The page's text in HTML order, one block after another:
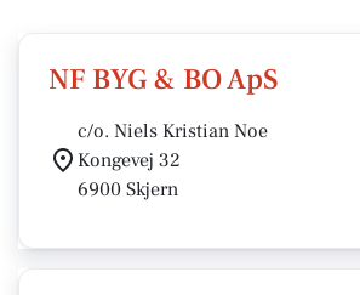
NF BYG & BO ApS
c/o. Niels Kristian Noe
Kongevej 32
6900 Skjern